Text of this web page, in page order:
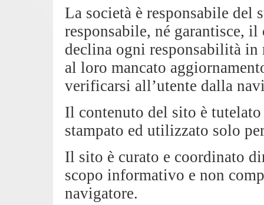
La società è responsabile del
responsabile, né garantisce,
declina ogni responsabilità
al loro mancato
verificarsi all’utente dalla
Il contenuto del sito è
stampato ed utilizzato solo
Il sito è curato e coordinato
scopo informativo e non
navigatore.